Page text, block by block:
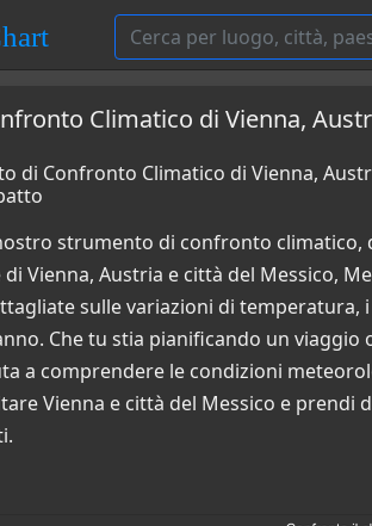
Climatico di Vienna,
di Confronto Climatico di Vienna,
strumento di confronto
Vienna, Austria e città del Messico,
sulle variazioni di temperatura,
Che tu stia pianificando un viaggio
a comprendere le condizioni
Vienna e città del Messico e prendi